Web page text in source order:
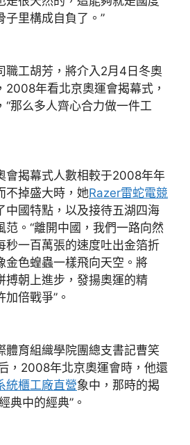
子里構成自負了。”
職工胡芳，將介入2月4日冬奧
2008年看北京奧運會揭幕式，
“那么多人齊心合力做一件工
會揭幕式人數相較于2008年年
不掉盛大時，她Razer雷蛇電競
中國特點，以及接待五湖四海
范。“離開中國，我們一路向然
秒一百萬張的速度吐出金箔折
金色蝗蟲一樣飛向天空。將
搏朝上進步，發揚奧運的精
倍戰爭”。
體育組織學院團總支書記曹笑
，2008年北京奧運會時，他還
統櫃工廠直營象中，那時的揭
典中的經典”。